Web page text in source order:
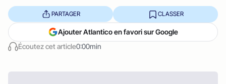
Écoutez cet article0:00min
PARTAGER CLASSER
Ajouter Atlantico en favori sur Google